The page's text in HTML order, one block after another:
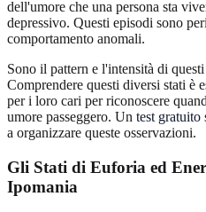
dell'umore che una persona sta
depressivo. Questi episodi sono
comportamento anomali.
Sono il pattern e l'intensità di
Comprendere questi diversi stati è
per i loro cari per riconoscere
umore passeggero. Un test gratuito
a organizzare queste osservazioni.
Gli Stati di Euforia ed
Ipomania